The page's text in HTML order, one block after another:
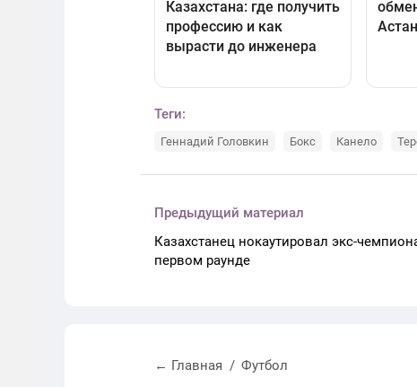
Теги:
Геннадий Головкин Бокс Канело
Предыдущий материал
Казахстанец нокаутировал экс-
первом раунде
← Главная Футбол